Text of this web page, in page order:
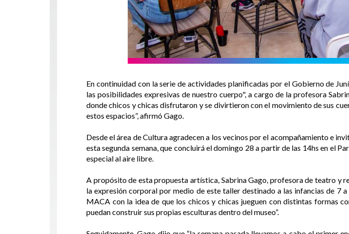
En continuidad con la serie de actividades planificadas por el Gobierno de
las posibilidades expresivas de nuestro cuerpo", a cargo de la profesora
donde chicos y chicas disfrutaron y se divirtieron con el movimiento de sus
estos espacios”, afirmó Gago.
Desde el área de Cultura agradecen a los vecinos por el acompañamiento e
esta segunda semana, que concluirá el domingo 28 a partir de las 14hs en el
especial al aire libre.
A propósito de esta propuesta artística, Sabrina Gago, profesora de teatro y
la expresión corporal por medio de este taller destinado a las infancias de 7
MACA con la idea de que los chicos y chicas jueguen con distintas formas
puedan construir sus propias esculturas dentro del museo”.